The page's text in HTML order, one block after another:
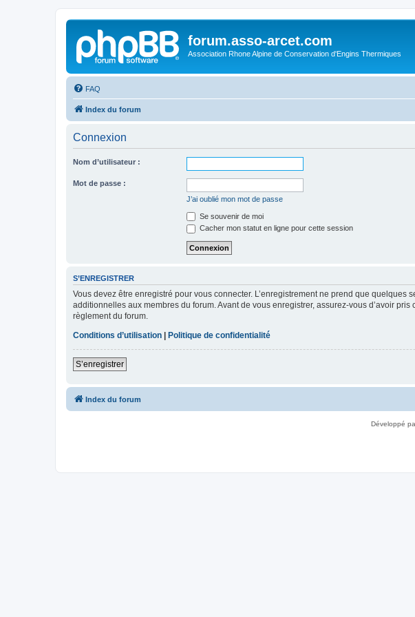
forum.asso-arcet.com
Association Rhone Alpine de Conservation d'Engins Thermiques
FAQ
Index du forum
Connexion
Nom d’utilisateur :
Mot de passe :
J’ai oublié mon mot de passe
Se souvenir de moi
Cacher mon statut en ligne pour cette session
S’ENREGISTRER
Vous devez être enregistré pour vous connecter. L’enregistrement ne prend que
additionnelles aux membres du forum. Avant de vous enregistrer, assurez-vous d’avoir
règlement du forum.
Conditions d’utilisation
Politique de confidentialité
S’enregistrer
Index du forum
Développé